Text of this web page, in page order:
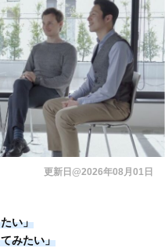
更新日@2026年08月01日
い」
みたい」